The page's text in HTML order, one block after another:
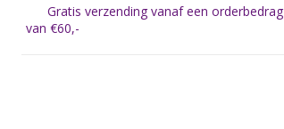
Gratis verzending vanaf een orderbedrag
van €60,-